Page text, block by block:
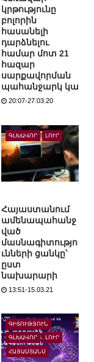
կրթությունը
բոլորին
հասանելի
դարձնելու
համար մոտ 21
հազար
սարքավորման
պահանջարկ կա
20:07-27.03.20
ԳԼԽԱՎՈՐ ԼՈՒՐ
Հայաստանում
ամենապահանջ
ված
մասնագիտությո
ւնների ցանկը՝
ըստ
նախարարի
13:51-15.03.21
ԳԻՏՈՒԹՅՈՒՆ
ԳԼԽԱՎՈՐ ԼՈՒՐ
ՀԱՅԱՍՏԱՆՍ